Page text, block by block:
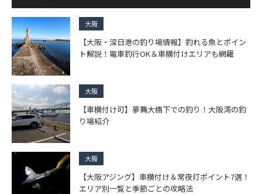
大阪
【大阪・深日港の釣り場情報】釣れる魚とポイン
ト解説！電車釣行OK＆車横付けエリアも網羅
大阪
【車横付け可】夢舞大橋下での釣り！大阪湾の釣
り場紹介
大阪
【大阪アジング】車横付け＆常夜灯ポイント7選！
エリア別一覧と季節ごとの攻略法